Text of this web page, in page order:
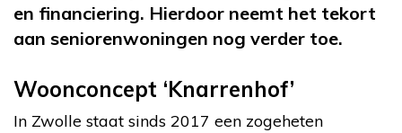
en financiering. Hierdoor neemt het tekort
aan seniorenwoningen nog verder toe.
Woonconcept ‘Knarrenhof’
In Zwolle staat sinds 2017 een zogeheten